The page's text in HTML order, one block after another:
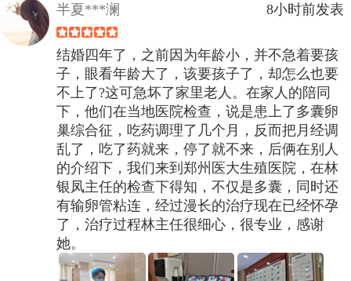
半夏***澜 8小时前发表
结婚四年了，之前因为年龄小，并不急着要孩
子，眼看年龄大了，该要孩子了，却怎么也要
不上了?这可急坏了家里老人。在家人的陪同
下，他们在当地医院检查，说是患上了多囊卵
巢综合征，吃药调理了几个月，反而把月经调
乱了，吃了药就来，停了就不来，后俩在别人
的介绍下，我们来到郑州医大生殖医院，在林
银凤主任的检查下得知，不仅是多囊，同时还
有输卵管粘连，经过漫长的治疗现在已经怀孕
了，治疗过程林主任很细心，很专业，感谢
她。